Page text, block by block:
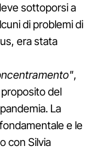
sottoporsi a
di problemi di
era stata
,
del
La
e le
con Silvia